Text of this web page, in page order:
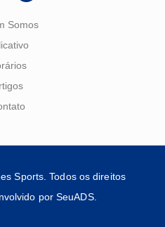
Somos
Sports. Todos os direitos
por SeuADS.​